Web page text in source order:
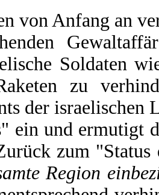
von Anfang an
Soldaten
zu
der israelischen
ein und ermutigt
zum
Region